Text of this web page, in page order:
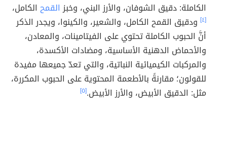
الكاملة: دقيق الشوفان، والأرز البني، وخبزالقمحالكامل،
[٤] ودقيق القمح الكامل، والشعير، والكينوا، ويجدر الذكر
أنَّ الحبوب الكاملة تحتوي على الفيتامينات، والمعادن،
والأحماض الدهنية الأساسية، ومضادات الأكسدة،
والمركبات الكيميائية النباتية، والتي تعدّ جميعها مفيدة
للقولون؛ مقارنةً بالأطعمة المحتوية على الحبوب المكررة،
مثل: الدقيق الأبيض، والأرز الأبيض.[٥]